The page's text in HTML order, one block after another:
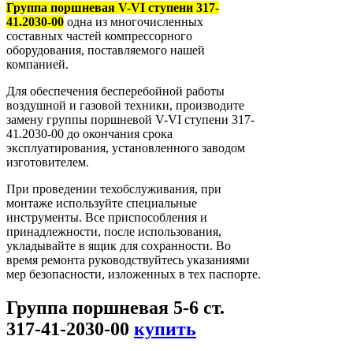
Группа поршневая V-VI ступени 317-
41.2030-00 одна из многочисленных
составных частей компрессорного
оборудования, поставляемого нашей
компанией.
Для обеспечения бесперебойной работы
воздушной и газовой техники, производите
замену группы поршневой V-VI ступени 317-
41.2030-00 до окончания срока
эксплуатирования, установленного заводом
изготовителем.
При проведении техобслуживания, при
монтаже используйте специальные
инструменты. Все приспособления и
принадлежности, после использования,
укладывайте в ящик для сохранности. Во
время ремонта руководствуйтесь указаниями
мер безопасности, изложенных в тех паспорте.
Группа поршневая 5-6 ст.
317-41-2030-00 купить